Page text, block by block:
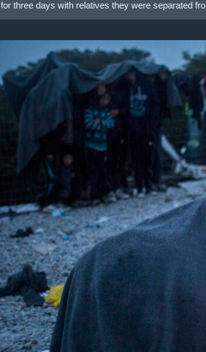
for three days with relatives they were separated